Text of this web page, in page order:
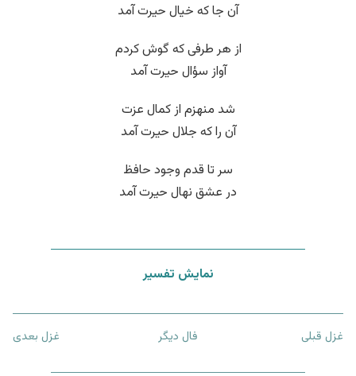
آن جا که خیال حیرت آمد
از هر طرفی که گوش کردم
آواز سؤال حیرت آمد
شد منهزم از کمال عزت
آن را که جلال حیرت آمد
سر تا قدم وجود حافظ
در عشق نهال حیرت آمد
نمایش تفسیر
غزل قبلی فال دیگر غزل بعدی